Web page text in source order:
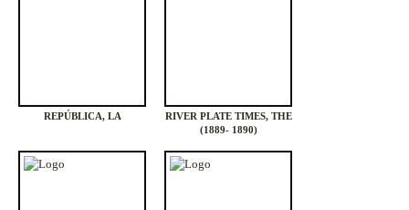
REPÚBLICA, LA
RIVER PLATE TIMES, THE
(1889- 1890)